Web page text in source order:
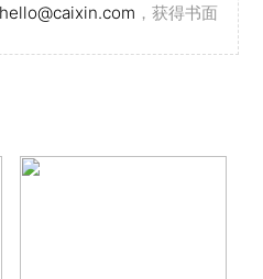
hello@caixin.com ，获得书面